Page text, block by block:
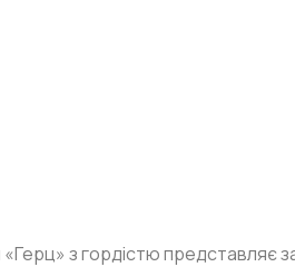
«Герц» з гордістю